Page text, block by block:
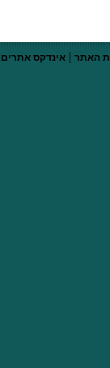
האתר| אינדקס אתרים